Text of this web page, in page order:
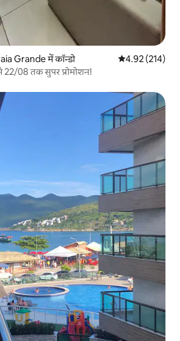
Grande में कॉन्डो औसत रेटिंग 5 में से
4.92 (214)
08 तक सुपर प्रोमोशन!